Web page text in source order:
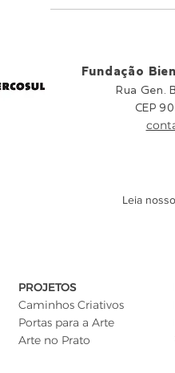
Fundação
Rua Gen.
CEP
Leia
PROJETOS
Caminhos Criativos
Portas para a Arte
Arte no Prato